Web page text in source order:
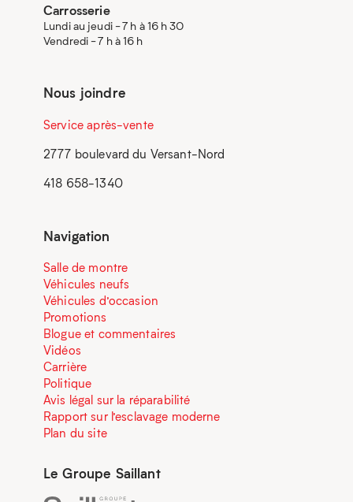
Carrosserie
Lundi au jeudi - 7 h à 16 h 30
Vendredi - 7 h à 16 h
Nous joindre
Service après-vente
2777 boulevard du Versant-Nord
418 658-1340
Navigation
Salle de montre
Véhicules neufs
Véhicules d’occasion
Promotions
Blogue et commentaires
Vidéos
Carrière
Politique
Avis légal sur la réparabilité
Rapport sur l’esclavage moderne
Plan du site
Le Groupe Saillant